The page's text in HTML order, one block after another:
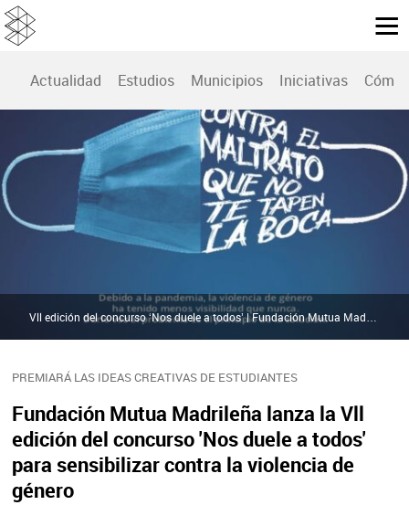
Actualidad Estudios Municipios Iniciativas Cómo
PREMIARÁ LAS IDEAS CREATIVAS DE ESTUDIANTES
Fundación Mutua Madrileña lanza la Vll
edición del concurso 'Nos duele a todos'
para sensibilizar contra la violencia de
género
Vll edición del concurso ‘Nos duele a todos’ | Fundación Mutua Madrileña